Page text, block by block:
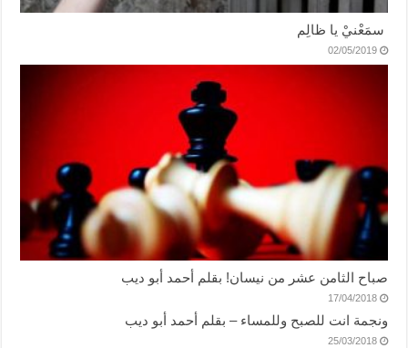
سمَعْنيْ يا ظالِم
02/05/2019
صباح الثامن عشر من نيسان! بقلم أحمد أبو ديب
17/04/2018
ونجمة انت للصبح وللمساء – بقلم أحمد أبو ديب
25/03/2018